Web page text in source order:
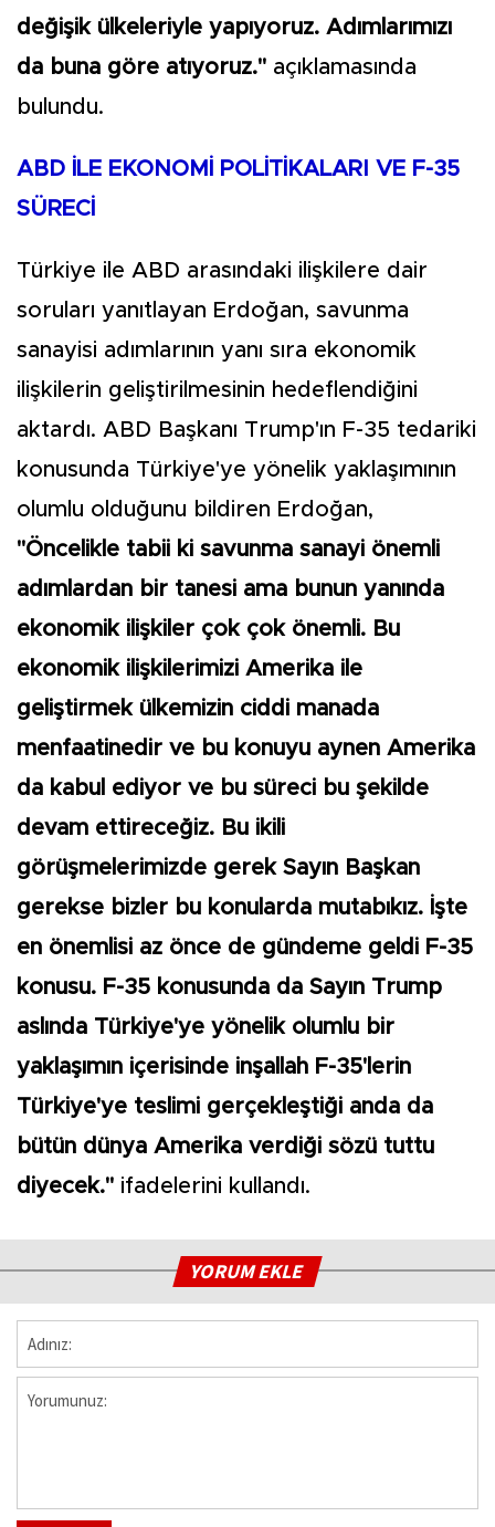
değişik ülkeleriyle yapıyoruz. Adımlarımızı
da buna göre atıyoruz." açıklamasında
bulundu.
ABD İLE EKONOMİ POLİTİKALARI VE F-35
SÜRECİ
Türkiye ile ABD arasındaki ilişkilere dair
soruları yanıtlayan Erdoğan, savunma
sanayisi adımlarının yanı sıra ekonomik
ilişkilerin geliştirilmesinin hedeflendiğini
aktardı. ABD Başkanı Trump'ın F-35 tedariki
konusunda Türkiye'ye yönelik yaklaşımının
olumlu olduğunu bildiren Erdoğan,
"Öncelikle tabii ki savunma sanayi önemli
adımlardan bir tanesi ama bunun yanında
ekonomik ilişkiler çok çok önemli. Bu
ekonomik ilişkilerimizi Amerika ile
geliştirmek ülkemizin ciddi manada
menfaatinedir ve bu konuyu aynen Amerika
da kabul ediyor ve bu süreci bu şekilde
devam ettireceğiz. Bu ikili
görüşmelerimizde gerek Sayın Başkan
gerekse bizler bu konularda mutabıkız. İşte
en önemlisi az önce de gündeme geldi F-35
konusu. F-35 konusunda da Sayın Trump
aslında Türkiye'ye yönelik olumlu bir
yaklaşımın içerisinde inşallah F-35'lerin
Türkiye'ye teslimi gerçekleştiği anda da
bütün dünya Amerika verdiği sözü tuttu
diyecek." ifadelerini kullandı.
YORUM EKLE